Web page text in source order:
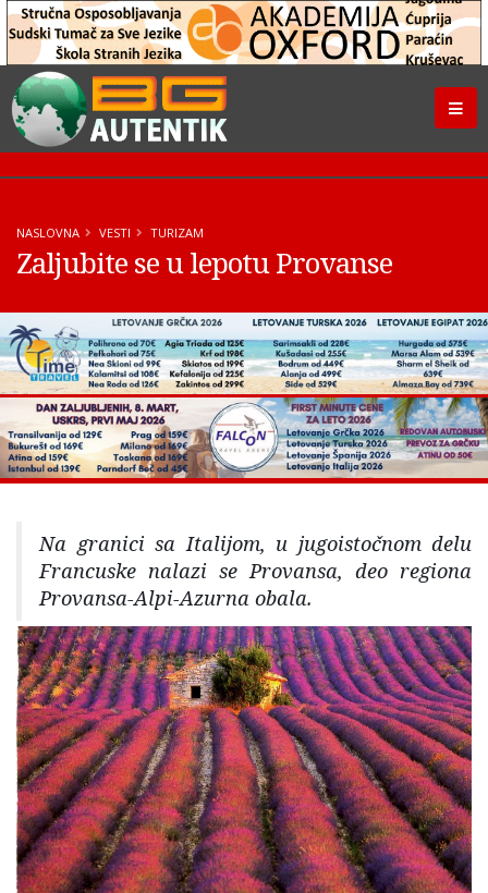
NASLOVNA VESTI TURIZAM
Zaljubite se u lepotu Provanse
Na granici sa Italijom, u jugoistočnom delu
Francuske nalazi se Provansa, deo regiona
Provansa-Alpi-Azurna obala.